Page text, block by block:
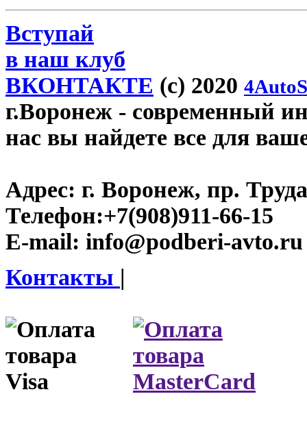
Вступай
в наш клуб
ВКОНТАКТЕ (c) 2020
г.Воронеж - современный
нас вы найдете все для
Адрес: г. Воронеж, пр.
Телефон:+7(908)911-66-15
E-mail: info@podberi-avto.ru
Контакты |